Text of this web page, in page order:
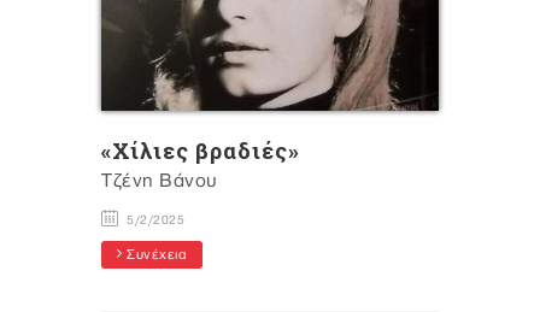
«Χίλιες βραδιές»
Τζένη Βάνου
5/2/2025
Συνέχεια